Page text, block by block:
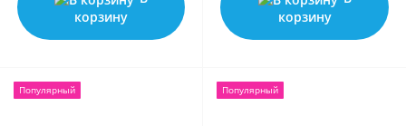
корзину
корзину
Популярный Популярный